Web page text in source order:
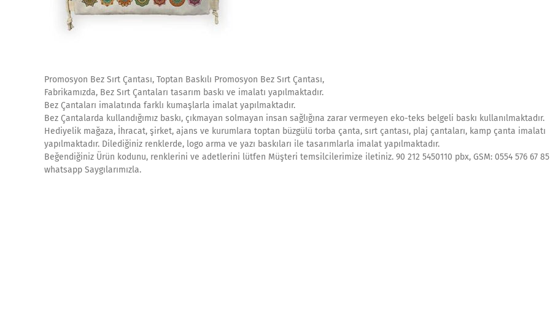
Promosyon Bez Sırt Çantası, Toptan Baskılı Promosyon Bez Sırt Çantası,
Fabrikamızda, Bez Sırt Çantaları tasarım baskı ve imalatı yapılmaktadır.
Bez Çantaları imalatında farklı kumaşlarla imalat yapılmaktadır.
Bez Çantalarda kullandığımız baskı, çıkmayan solmayan insan sağlığına zarar vermeyen eko-teks belgeli baskı kullanılmaktadır.
Hediyelik mağaza, İhracat, şirket, ajans ve kurumlara toptan büzgülü torba çanta, sırt çantası, plaj çantaları, kamp çanta imalatı
yapılmaktadır. Dilediğiniz renklerde, logo arma ve yazı baskıları ile tasarımlarla imalat yapılmaktadır.
Beğendiğiniz Ürün kodunu, renklerini ve adetlerini lütfen Müşteri temsilcilerimize iletiniz. 90 212 5450110 pbx, GSM: 0554 576 67 85
whatsapp Saygılarımızla.